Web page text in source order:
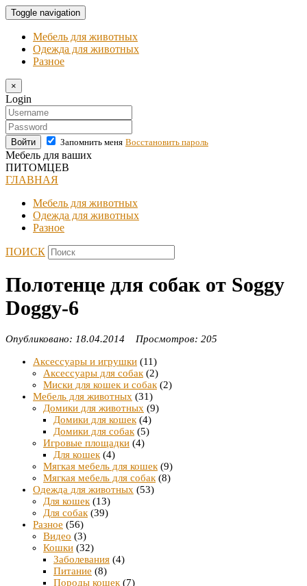
Toggle navigation
Мебель для животных
Одежда для животных
Разное
×
Login
Войти Запомнить меня Восстановить пароль
Мебель для ваших
ПИТОМЦЕВ
ГЛАВНАЯ
Мебель для животных
Одежда для животных
Разное
ПОИСК
Полотенце для собак от Soggy
Doggy-6
Опубликовано: 18.04.2014 Просмотров: 205
Аксессуары и игрушки (11)
Аксессуары для собак (2)
Миски для кошек и собак (2)
Мебель для животных (31)
Домики для животных (9)
Домики для кошек (4)
Домики для собак (5)
Игровые площадки (4)
Для кошек (4)
Мягкая мебель для кошек (9)
Мягкая мебель для собак (8)
Одежда для животных (53)
Для кошек (13)
Для собак (39)
Разное (56)
Видео (3)
Кошки (32)
Заболевания (4)
Питание (8)
Породы кошек (7)